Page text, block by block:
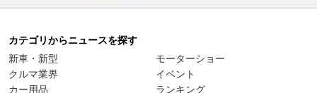
カテゴリからニュースを探す
新車・新型
クルマ業界
カー用品
モーターショー
イベント
ランキング